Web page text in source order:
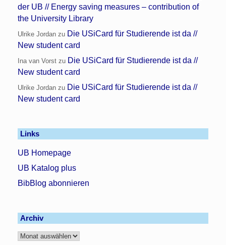
der UB // Energy saving measures – contribution of
the University Library
Ulrike Jordan zu Die USiCard für Studierende ist da //
New student card
Ina van Vorst zu Die USiCard für Studierende ist da //
New student card
Ulrike Jordan zu Die USiCard für Studierende ist da //
New student card
Links
UB Homepage
UB Katalog plus
BibBlog abonnieren
Archiv
Archiv